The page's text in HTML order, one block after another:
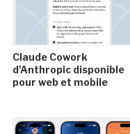
Claude Cowork
d'Anthropic disponible
pour web et mobile